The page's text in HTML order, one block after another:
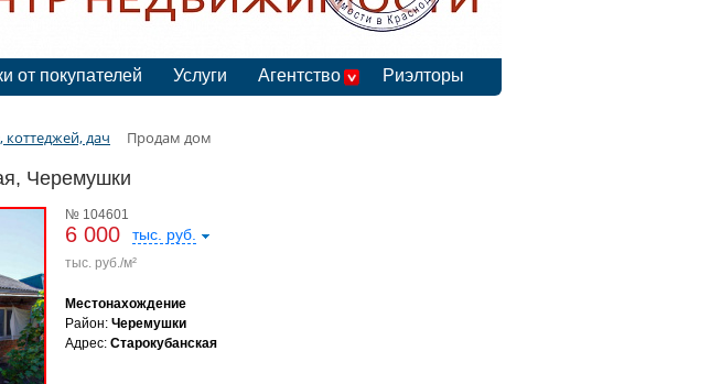
от покупателей Услуги Агентство Риэлторы
дач Продам дом
Черемушки
№ 104601
6 000 тыс. руб.
тыс. руб./м²
Местонахождение
Район: Черемушки
Адрес: Старокубанская